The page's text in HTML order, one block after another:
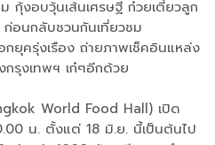
กุ้งอบวุ้นเส้นเศรษฐี ก๋วยเตี๋ยวลูก
อนกลับชวนกันเที่ยวชม
ยุครุ่งเรือง ถ่ายภาพเช็คอินแหล่ง
องกรุงเทพฯ เก๋ๆอีกด้วย
World Food Hall) เปิด
น. ตั้งแต่ 18 มิ.ย. นี้เป็นต้นไป